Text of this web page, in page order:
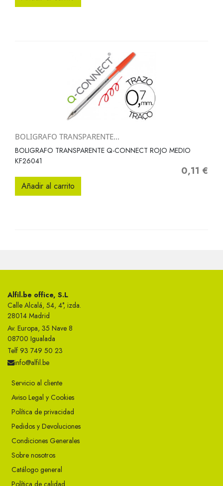
BOLIGRAFO TRANSPARENTE...
BOLIGRAFO TRANSPARENTE Q-CONNECT ROJO MEDIO
KF26041
Precio
0,11 €
Añadir al carrito
Alfil.be office, S.L
Calle Alcalá, 54, 4°, izda.
28014 Madrid
Av. Europa, 35 Nave 8
08700 Igualada
Telf 93 749 50 23
info@alfil.be
Servicio al cliente
Aviso Legal y Cookies
Política de privacidad
Pedidos y Devoluciones
Condiciones Generales
Sobre nosotros
Catálogo general
Política de calidad